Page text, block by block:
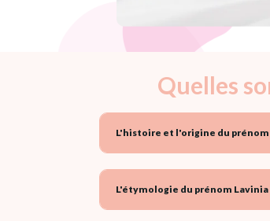
Quelles
L'histoire et l'origine du
L'étymologie du prénom Lavinia